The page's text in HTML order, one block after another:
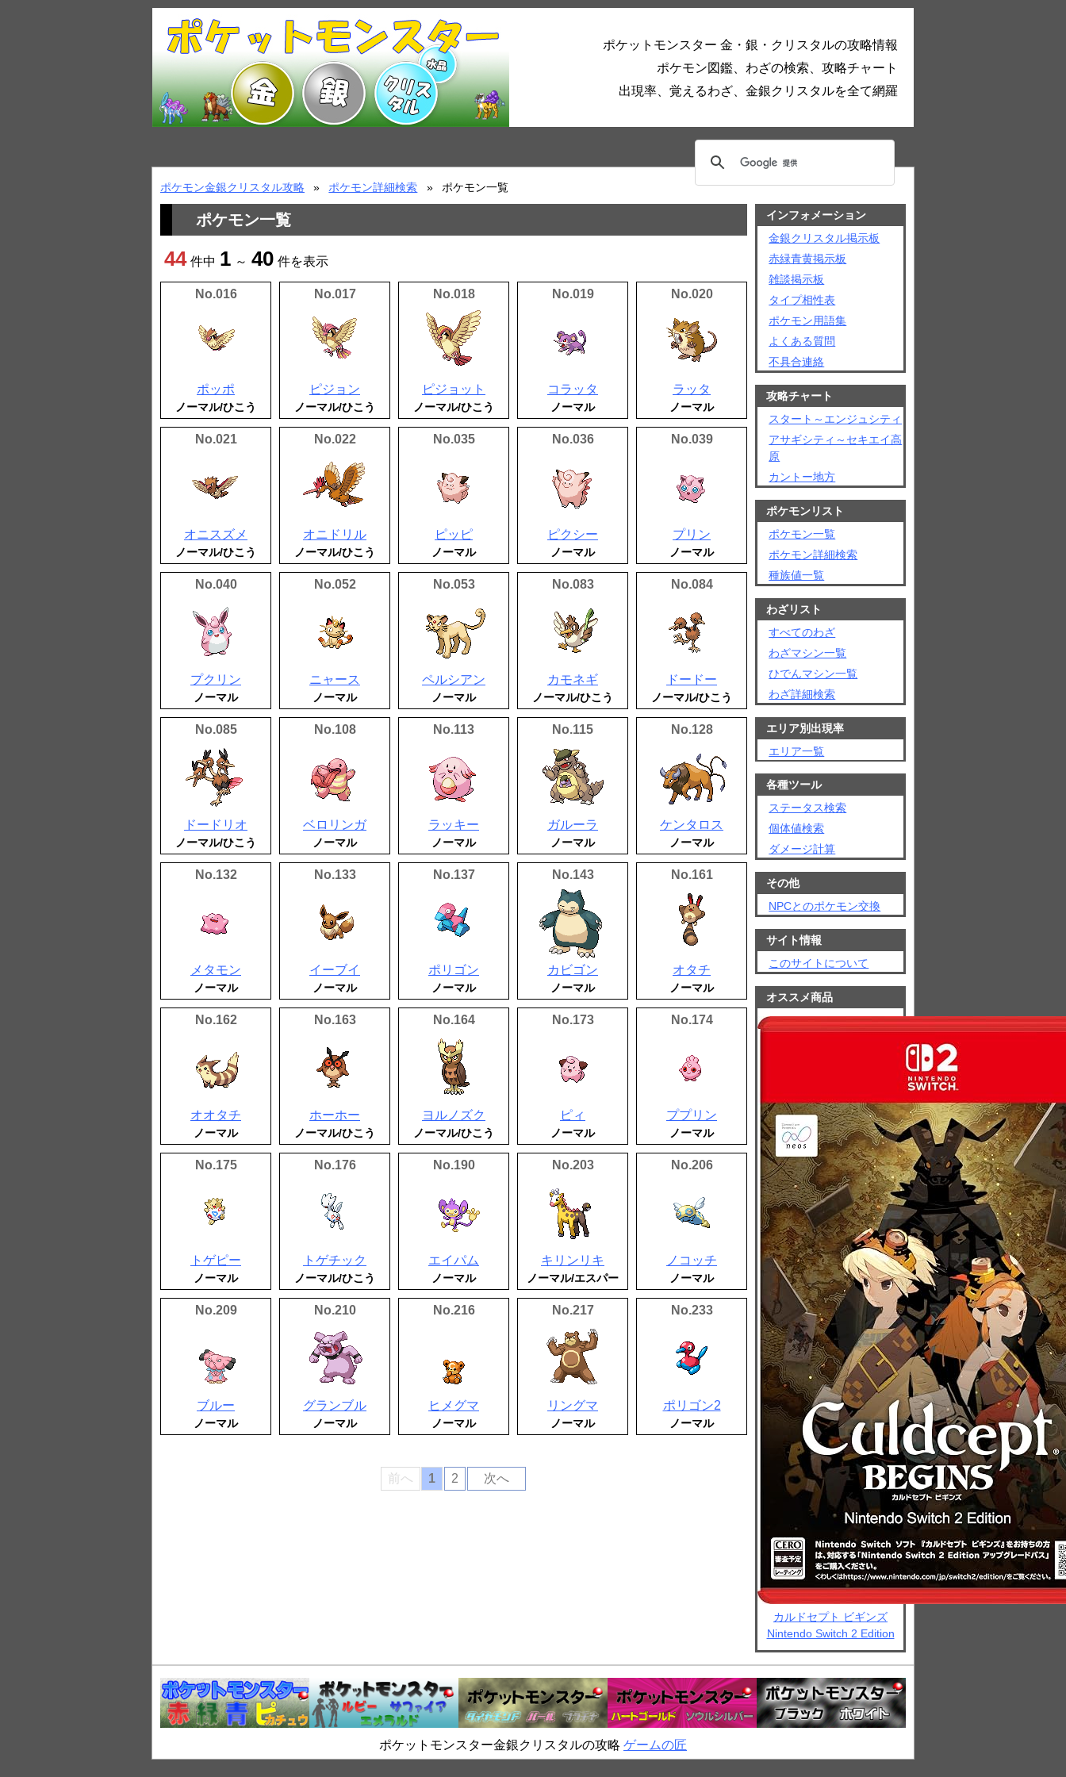
ポケットモンスター 金・銀・クリスタルの攻略情報
ポケモン図鑑、わざの検索、攻略チャート
出現率、覚えるわざ、金銀クリスタルを全て網羅
ポケモン金銀クリスタル攻略 ポケモン詳細検索 ポケモン一覧
ポケモン一覧
44 件中 1 ～ 40 件を表示
No.016
ポッポ
ノーマル/ひこう
No.017
ピジョン
ノーマル/ひこう
No.018
ピジョット
ノーマル/ひこう
No.019
コラッタ
ノーマル
No.020
ラッタ
ノーマル
No.021
オニスズメ
ノーマル/ひこう
No.022
オニドリル
ノーマル/ひこう
No.035
ピッピ
ノーマル
No.036
ピクシー
ノーマル
No.039
プリン
ノーマル
No.040
プクリン
ノーマル
No.052
ニャース
ノーマル
No.053
ペルシアン
ノーマル
No.083
カモネギ
ノーマル/ひこう
No.084
ドードー
ノーマル/ひこう
No.085
ドードリオ
ノーマル/ひこう
No.108
ベロリンガ
ノーマル
No.113
ラッキー
ノーマル
No.115
ガルーラ
ノーマル
No.128
ケンタロス
ノーマル
No.132
メタモン
ノーマル
No.133
イーブイ
ノーマル
No.137
ポリゴン
ノーマル
No.143
カビゴン
ノーマル
No.161
オタチ
ノーマル
No.162
オオタチ
ノーマル
No.163
ホーホー
ノーマル/ひこう
No.164
ヨルノズク
ノーマル/ひこう
No.173
ピィ
ノーマル
No.174
ププリン
ノーマル
No.175
トゲピー
ノーマル
No.176
トゲチック
ノーマル/ひこう
No.190
エイパム
ノーマル
No.203
キリンリキ
ノーマル/エスパー
No.206
ノコッチ
ノーマル
No.209
ブルー
ノーマル
No.210
グランブル
ノーマル
No.216
ヒメグマ
ノーマル
No.217
リングマ
ノーマル
No.233
ポリゴン2
ノーマル
前へ 1 2 次へ
インフォメーション
金銀クリスタル掲示板
赤緑青黄掲示板
雑談掲示板
タイプ相性表
ポケモン用語集
よくある質問
不具合連絡
攻略チャート
スタート～エンジュシティ
アサギシティ～セキエイ高
原
カントー地方
ポケモンリスト
ポケモン一覧
ポケモン詳細検索
種族値一覧
わざリスト
すべてのわざ
わざマシン一覧
ひでんマシン一覧
わざ詳細検索
エリア別出現率
エリア一覧
各種ツール
ステータス検索
個体値検索
ダメージ計算
その他
NPCとのポケモン交換
サイト情報
このサイトについて
オススメ商品
カルドセプト ビギンズ
Nintendo Switch 2 Edition
ポケットモンスター金銀クリスタルの攻略 ゲームの匠